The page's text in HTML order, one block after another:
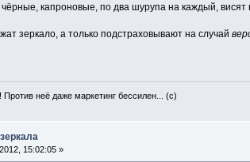
капроновые, по два шурупа на каждый,
зеркало, а только подстраховывают на случай
Против неё даже маркетинг бессилен... (с)
15:02:05 »